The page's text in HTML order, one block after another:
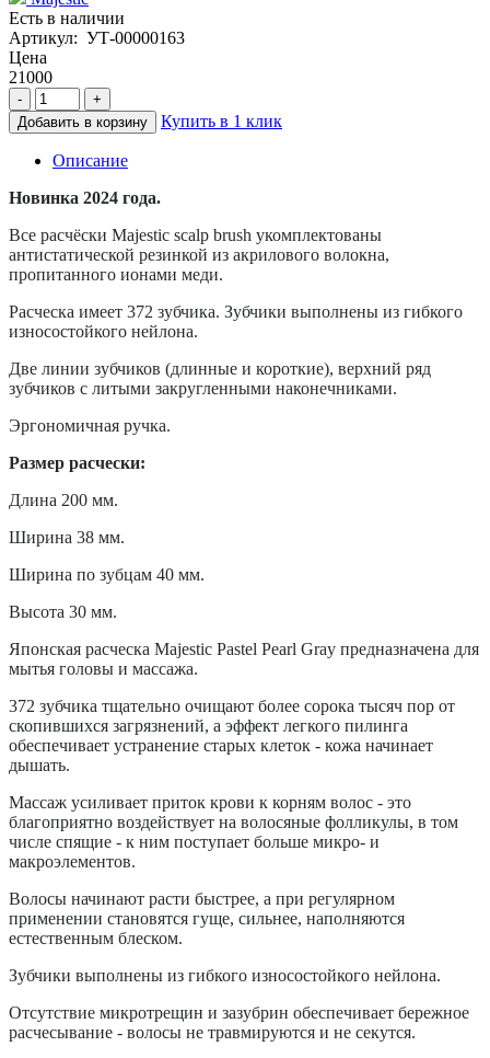
Есть в наличии
Артикул: УТ-00000163
Цена
21000
-
+
Добавить в корзину
Купить в 1 клик
Описание
Новинка 2024 года.
Все расчёски Majestic scalp brush укомплектованы
антистатической резинкой из акрилового волокна,
пропитанного ионами меди.
Расческа имеет 372 зубчика. Зубчики выполнены из гибкого
износостойкого нейлона.
Две линии зубчиков (длинные и короткие), верхний ряд
зубчиков с литыми закругленными наконечниками.
Эргономичная ручка.
Размер расчески:
Длина 200 мм.
Ширина 38 мм.
Ширина по зубцам 40 мм.
Высота 30 мм.
Японская расческа Majestic Pastel Pearl Gray предназначена для
мытья головы и массажа.
372 зубчика тщательно очищают более сорока тысяч пор от
скопившихся загрязнений, а эффект легкого пилинга
обеспечивает устранение старых клеток - кожа начинает
дышать.
Массаж усиливает приток крови к корням волос - это
благоприятно воздействует на волосяные фолликулы, в том
числе спящие - к ним поступает больше микро- и
макроэлементов.
Волосы начинают расти быстрее, а при регулярном
применении становятся гуще, сильнее, наполняются
естественным блеском.
Зубчики выполнены из гибкого износостойкого нейлона.
Отсутствие микротрещин и зазубрин обеспечивает бережное
расчесывание - волосы не травмируются и не секутся.